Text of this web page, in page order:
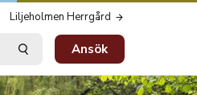
Liljeholmen Herrgård
Sök Ansök